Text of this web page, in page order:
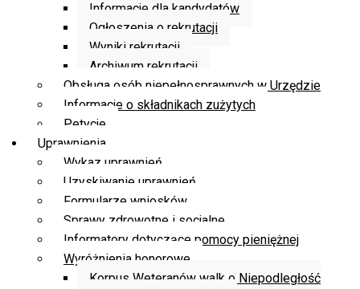
Informacje dla kandydatów
Ogłoszenia o rekrutacji
Wyniki rekrutacji
Archiwum rekrutacji
Obsługa osób niepełnosprawnych w Urzędzie
Informacje o składnikach zużytych
Petycje
Uprawnienia
Wykaz uprawnień
Uzyskiwanie uprawnień
Formularze wniosków
Sprawy zdrowotne i socjalne
Informatory dotyczące pomocy pieniężnej
Wyróżnienia honorowe
Korpus Weteranów walk o Niepodległość